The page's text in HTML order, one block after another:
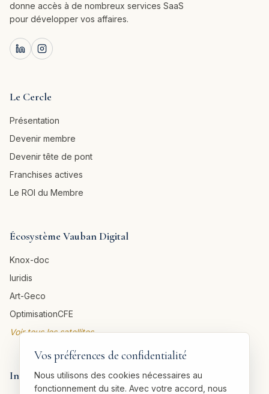
donne accès à de nombreux services SaaS
pour développer vos affaires.
Le Cercle
Présentation
Devenir membre
Devenir tête de pont
Franchises actives
Le ROI du Membre
Écosystème Vauban Digital
Knox-doc
Iuridis
Art-Geco
OptimisationCFE
Voir tous les satellites →
Informations légales
Vos préférences de confidentialité
Nous utilisons des cookies nécessaires au
fonctionnement du site. Avec votre accord, nous